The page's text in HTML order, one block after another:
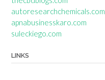
autoresearchchemicals.com
apnabusinesskaro.com
suleckiego.com
LINKS